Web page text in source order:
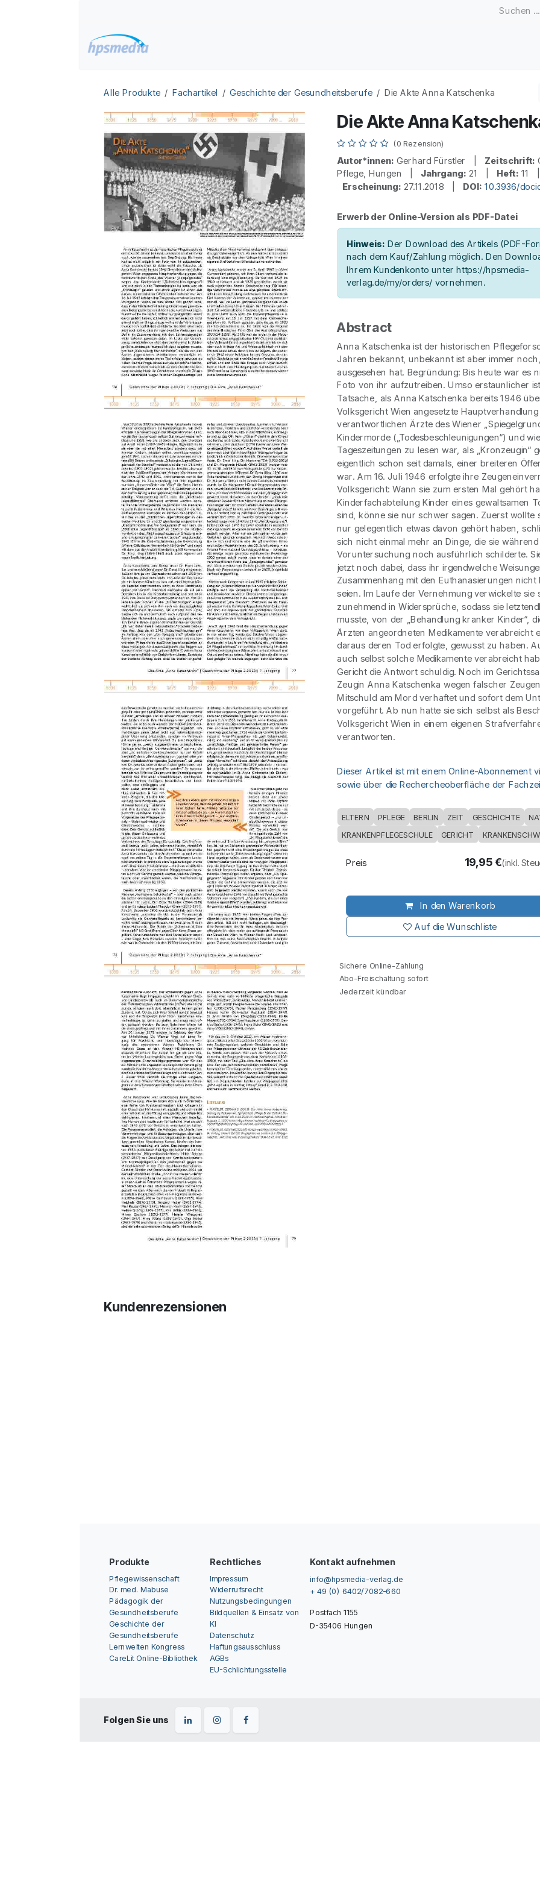
Alle Produkte Fachartikel Geschichte der Gesundheitsberufe Die Akte Anna Katschenka
Die Akte Anna
(0 Rezension)
Autor*innen: Gerhard Fürstler | Zeitschrift:
Pflege, Hungen | Jahrgang: 21 | Heft: 11
Erscheinung: 27.11.2018 | DOI: 10.3936/
Erwerb der Online-Version als PDF-Datei
Hinweis: Der Download des Artikels (PDF-
nach dem Kauf/Zahlung möglich. Den
Ihrem Kundenkonto unter https://hpsmedia-
verlag.de/my/orders/ vornehmen.
Abstract
Anna Katschenka ist der historischen
Jahren bekannt, unbekannt ist aber immer
ausgesehen hat. Begründung: Bis heute war es
Foto von ihr aufzutreiben. Umso erstaunlicher
Tatsache, als Anna Katschenka bereits 1946
Volksgericht Wien angesetzte Hauptverhandlung
verantwortlichen Ärzte des Wiener
Kindermorde („Todesbeschleunigungen“) und
Tageszeitungen zu lesen war, als „Kronzeugin“
eigentlich schon seit damals, einer breiteren
war. Am 16. Juli 1946 erfolgte ihre
Volksgericht: Wann sie zum ersten Mal gehört
Kinderfachabteilung Kinder eines gewaltsamen
sind, könne sie nur schwer sagen. Zuerst wollte
nur gelegentlich etwas davon gehört haben,
sich nicht einmal mehr an Dinge, die sie während
Voruntersuchung noch ausführlich schilderte.
jetzt noch dabei, dass ihr irgendwelche
Zusammenhang mit den Euthanasierungen nicht
seien. Im Laufe der Vernehmung verwickelte sie
zunehmend in Widersprüche, sodass sie
musste, von der „Behandlung kranker Kinder“,
Ärzten angeordneten Medikamente verabreicht
daraus deren Tod erfolgte, gewusst zu haben.
auch selbst solche Medikamente verabreicht
Gericht die Antwort schuldig. Noch im
Zeugin Anna Katschenka wegen falscher
Mitschuld am Mord verhaftet und sofort dem
vorgeführt. Ab nun hatte sie sich selbst als
Volksgericht Wien in einem eigenen
verantworten.
Dieser Artikel ist mit einem Online-Abonnement
sowie über die Rechercheoberfläche der
ELTERN PFLEGE BERLIN ZEIT GESCHICHTE
KRANKENPFLEGESCHULE
GERICHT
In den Warenkorb
Auf die Wunschliste
Preis 19,95€(inkl.
Sichere Online-Zahlung
Abo-Freischaltung sofort
Jederzeit kündbar
Kundenrezensionen
Produkte
Pflegewissenschaft
Dr. med. Mabuse
Pädagogik der
Gesundheitsberufe
Geschichte der
Gesundheitsberufe
Lernwelten Kongress
CareLit Online-Bibliothek
Rechtliches
Impressum
Widerrufsrecht
Nutzungsbedingungen
Bildquellen & Einsatz von
KI
Datenschutz
Haftungsausschluss
AGBs
EU-Schlichtungsstelle
Kontakt aufnehmen
info@hpsmedia-verlag.de
+ 49 (0) 6402/7082-660
Postfach 1155
D-35406 Hungen
Folgen Sie uns